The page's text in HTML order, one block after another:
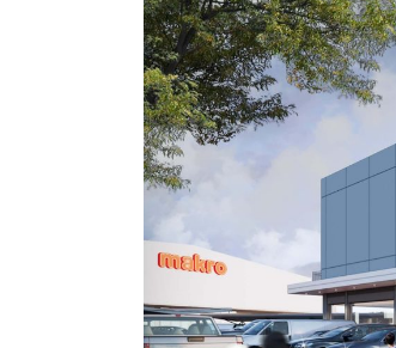
Xpress”แฟล็
กชิป
คอน
วี
เนียน
ซ์
รีเทล
ครั้ง
แรก
ใน
ไทย